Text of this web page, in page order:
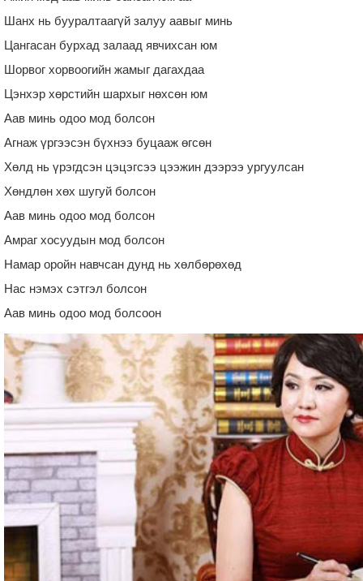
Шанх нь бууралтаагүй залуу аавыг минь
Цангасан бурхад залаад явчихсан юм
Шорвог хорвоогийн жамыг дагахдаа
Цэнхэр хөрстийн шархыг нөхсөн юм
Аав минь одоо мод болсон
Агнаж үргээсэн бүхнээ буцааж өгсөн
Хөлд нь үрэгдсэн цэцэгсээ цээжин дээрээ ургуулсан
Хөндлөн хөх шугуй болсон
Аав минь одоо мод болсон
Амраг хосуудын мод болсон
Намар оройн навчсан дунд нь хөлбөрөхөд
Нас нэмэх сэтгэл болсон
Аав минь одоо мод болсоон